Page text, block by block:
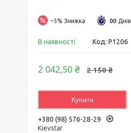
–5% 00 Днів
В наявності Код: Р1206
2 150 ₴
2 042,50 ₴
Купити
+380 (98) 576-28-29
Kievstar